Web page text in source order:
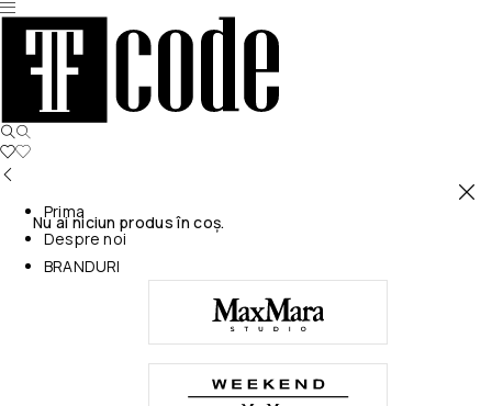
Nu ai niciun produs în coș.
Prima
Despre noi
BRANDURI